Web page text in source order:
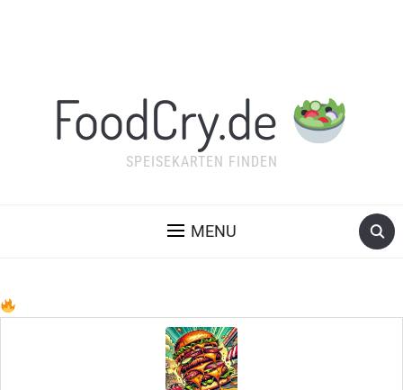
FoodCry.de
SPEISEKARTEN FINDEN
MENU